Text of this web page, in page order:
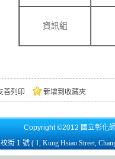
資訊組
善列印 新增到收藏夾
Copyright ©2012 國立彰化
街 1 號 ( 1, Kung Hsiao Street,